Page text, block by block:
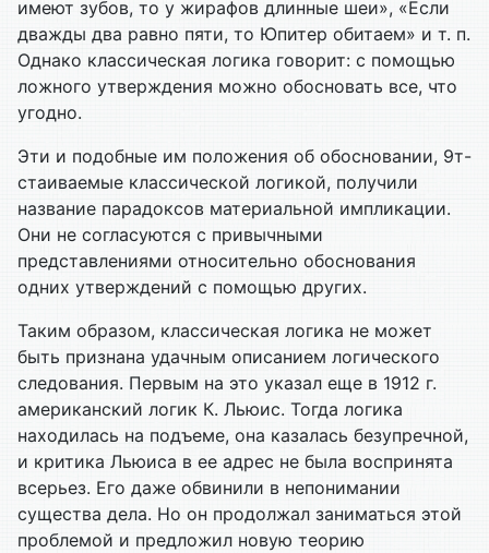
имеют зубов, то у жирафов длинные шеи», «Если
дважды два равно пяти, то Юпитер обитаем» и т. п.
Однако классическая логика говорит: с помощью
ложного утверждения можно обосновать все, что
угодно.
Эти и подобные им положения об обосновании, 9т-
стаиваемые классической логикой, получили
название парадоксов материальной импликации.
Они не согласуются с привычными
представлениями относительно обоснования
одних утверждений с помощью других.
Таким образом, классическая логика не может
быть признана удачным описанием логического
следования. Первым на это указал еще в 1912 г.
американский логик К. Льюис. Тогда логика
находилась на подъеме, она казалась безупречной,
и критика Льюиса в ее адрес не была воспринята
всерьез. Его даже обвинили в непонимании
существа дела. Но он продолжал заниматься этой
проблемой и предложил новую теорию